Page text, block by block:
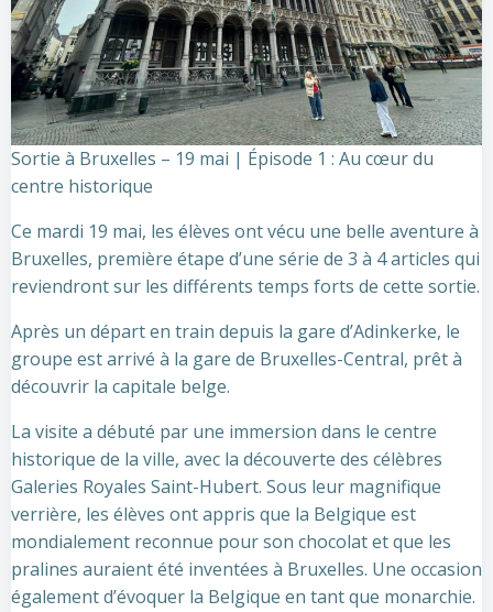
Sortie à Bruxelles – 19 mai | Épisode 1 : Au cœur du
centre historique
Ce mardi 19 mai, les élèves ont vécu une belle aventure à
Bruxelles, première étape d’une série de 3 à 4 articles qui
reviendront sur les différents temps forts de cette sortie.
Après un départ en train depuis la gare d’Adinkerke, le
groupe est arrivé à la gare de Bruxelles-Central, prêt à
découvrir la capitale belge.
La visite a débuté par une immersion dans le centre
historique de la ville, avec la découverte des célèbres
Galeries Royales Saint-Hubert. Sous leur magnifique
verrière, les élèves ont appris que la Belgique est
mondialement reconnue pour son chocolat et que les
pralines auraient été inventées à Bruxelles. Une occasion
également d’évoquer la Belgique en tant que monarchie.